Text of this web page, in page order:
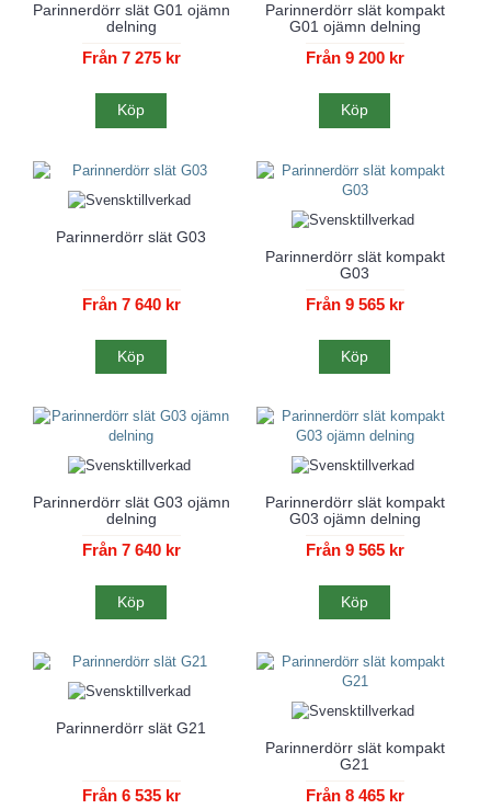
Parinnerdörr slät G01 ojämn
delning
Från 7 275 kr
Köp
Parinnerdörr slät kompakt
G01 ojämn delning
Från 9 200 kr
Köp
Parinnerdörr slät G03
Från 7 640 kr
Köp
Parinnerdörr slät kompakt
G03
Från 9 565 kr
Köp
Parinnerdörr slät G03 ojämn
delning
Från 7 640 kr
Köp
Parinnerdörr slät kompakt
G03 ojämn delning
Från 9 565 kr
Köp
Parinnerdörr slät G21
Från 6 535 kr
Parinnerdörr slät kompakt
G21
Från 8 465 kr